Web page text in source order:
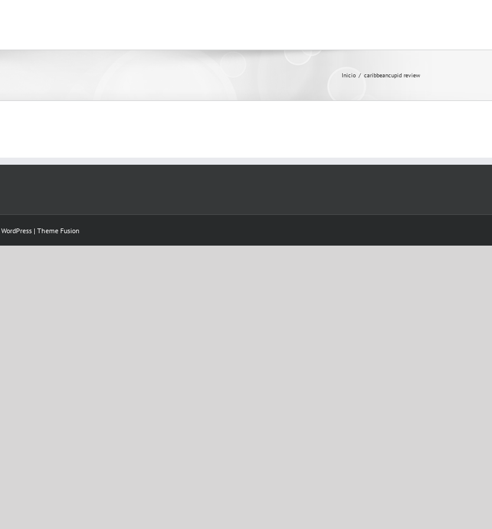
Inicio / caribbeancupid review
WordPress | Theme Fusion